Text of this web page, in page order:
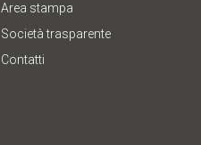
Area stampa
Società trasparente
Contatti